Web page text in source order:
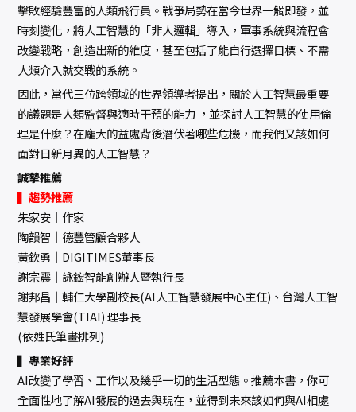
擊敗經驗豐富的人類飛行員。戰爭局勢在當今世界一觸即發，並
時刻變化，將人工智慧的「非人邏輯」導入，軍事系統與流程會
改變戰略，創造出新的維度，甚至包括了能自行選擇目標、不需
人類介入就交戰的系統。
因此，當代三位跨領域的世界領導者提出，關於人工智慧最重要
的議題是人類監督與適時干預的能力 ，並探討人工智慧的使用倫
理是什麼？在龐大的益處背後潛伏著哪些危機，而我們又該如何
面對日新月異的人工智慧？
誠摯推薦
▍趨勢推薦
朱家安│作家
陶韻智│德豐管顧合夥人
黃欽勇│DIGITIMES董事長
謝宗震｜詠鋐智能創辦人暨執行長
謝邦昌｜輔仁大學副校長(AI人工智慧發展中心主任)、台灣人工智
慧發展學會(TIAI) 理事長
(依姓氏筆畫排列)
▍專業好評
AI改變了學習、工作以及幾乎一切的生活型態。推薦本書，你可
全面性地了解AI發展的過去與現在，並得到未來該如何與AI相處